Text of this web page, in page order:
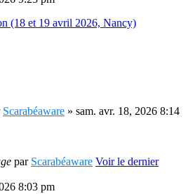
(18 et 19 avril 2026, Nancy)
Scarabéaware » sam. avr. 18, 2026 8:14
par Scarabéaware Voir le dernier
8:03 pm